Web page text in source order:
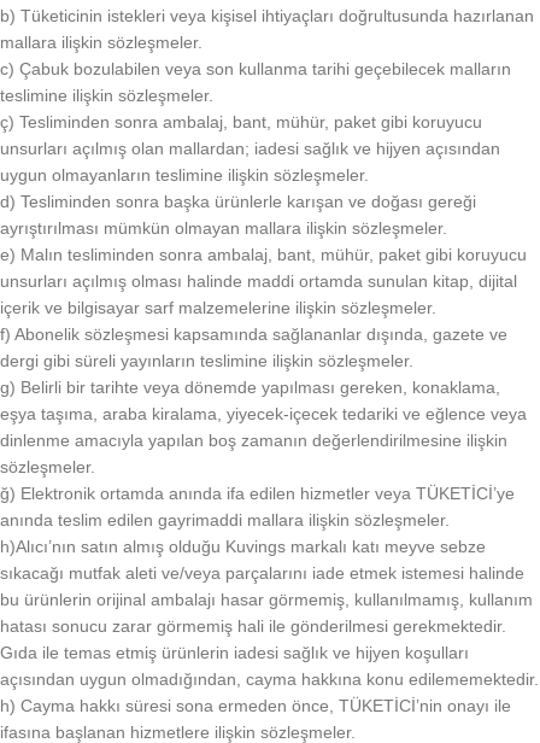
b) Tüketicinin istekleri veya kişisel ihtiyaçları doğrultusunda hazırlanan
mallara ilişkin sözleşmeler.
c) Çabuk bozulabilen veya son kullanma tarihi geçebilecek malların
teslimine ilişkin sözleşmeler.
ç) Tesliminden sonra ambalaj, bant, mühür, paket gibi koruyucu
unsurları açılmış olan mallardan; iadesi sağlık ve hijyen açısından
uygun olmayanların teslimine ilişkin sözleşmeler.
d) Tesliminden sonra başka ürünlerle karışan ve doğası gereği
ayrıştırılması mümkün olmayan mallara ilişkin sözleşmeler.
e) Malın tesliminden sonra ambalaj, bant, mühür, paket gibi koruyucu
unsurları açılmış olması halinde maddi ortamda sunulan kitap, dijital
içerik ve bilgisayar sarf malzemelerine ilişkin sözleşmeler.
f) Abonelik sözleşmesi kapsamında sağlananlar dışında, gazete ve
dergi gibi süreli yayınların teslimine ilişkin sözleşmeler.
g) Belirli bir tarihte veya dönemde yapılması gereken, konaklama,
eşya taşıma, araba kiralama, yiyecek-içecek tedariki ve eğlence veya
dinlenme amacıyla yapılan boş zamanın değerlendirilmesine ilişkin
sözleşmeler.
ğ) Elektronik ortamda anında ifa edilen hizmetler veya TÜKETİCİ’ye
anında teslim edilen gayrimaddi mallara ilişkin sözleşmeler.
h)Alıcı’nın satın almış olduğu Kuvings markalı katı meyve sebze
sıkacağı mutfak aleti ve/veya parçalarını iade etmek istemesi halinde
bu ürünlerin orijinal ambalajı hasar görmemiş, kullanılmamış, kullanım
hatası sonucu zarar görmemiş hali ile gönderilmesi gerekmektedir.
Gıda ile temas etmiş ürünlerin iadesi sağlık ve hijyen koşulları
açısından uygun olmadığından, cayma hakkına konu edilememektedir.
h) Cayma hakkı süresi sona ermeden önce, TÜKETİCİ’nin onayı ile
ifasına başlanan hizmetlere ilişkin sözleşmeler.